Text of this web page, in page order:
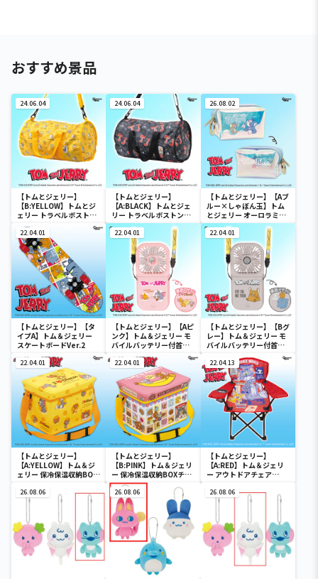
おすすめ景品
24.06.04
【トムとジェリー】
【B:YELLOW】トムとジ
ェリー トラベルボストン
バック
24.06.04
【トムとジェリー】
【A:BLACK】トムとジェ
リー トラベルボストンバ
ック
26.08.02
【トムとジェリー】【Aブ
ルー×しゃぼん玉】トム
とジェリー オーロラミニ
ポーチ
22.04.01
【トムとジェリー】【タ
イプA】トム＆ジェリー
スケートボードVer.2
22.04.01
【トムとジェリー】【Aピ
ンク】トム＆ジェリー モ
バイルバッテリー付首か
22.04.01
【トムとジェリー】【Bグ
レー】トム＆ジェリー モ
バイルバッテリー付首か
22.04.01
【トムとジェリー】
【A:YELLOW】トム＆ジ
ェリー 保冷保温収納BOX
22.04.01
【トムとジェリー】
【B:PINK】トム＆ジェリ
ー 保冷保温収納BOXチェ
ア
22.04.13
【トムとジェリー】
【A:RED】トム＆ジェリ
ー アウトドアチェア
26.08.06 26.08.06 26.08.06